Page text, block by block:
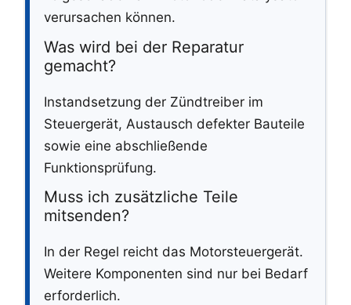
verursachen können.
Was wird bei der Reparatur
gemacht?
Instandsetzung der Zündtreiber im
Steuergerät, Austausch defekter Bauteile
sowie eine abschließende
Funktionsprüfung.
Muss ich zusätzliche Teile
mitsenden?
In der Regel reicht das Motorsteuergerät.
Weitere Komponenten sind nur bei Bedarf
erforderlich.